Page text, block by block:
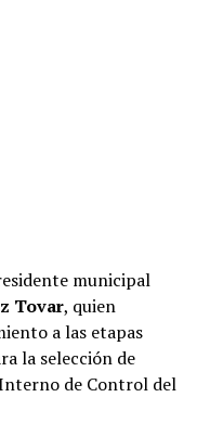
municipal
Tovar, quien
a las etapas
la selección de
de Control del